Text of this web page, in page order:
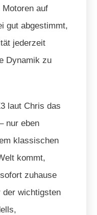
auf
gut abgestimmt,
jederzeit
Dynamik zu
laut Chris das
nur eben
klassischen
kommt,
zuhause
der wichtigsten